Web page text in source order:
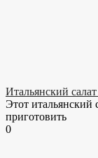
Итальянский
Этот итальянский
приготовить
0